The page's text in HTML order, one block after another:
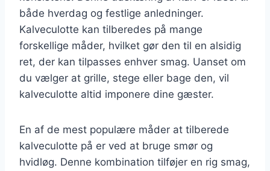
både hverdag og festlige anledninger.
Kalveculotte kan tilberedes på mange
forskellige måder, hvilket gør den til en alsidig
ret, der kan tilpasses enhver smag. Uanset om
du vælger at grille, stege eller bage den, vil
kalveculotte altid imponere dine gæster.
En af de mest populære måder at tilberede
kalveculotte på er ved at bruge smør og
hvidløg. Denne kombination tilføjer en rig smag,